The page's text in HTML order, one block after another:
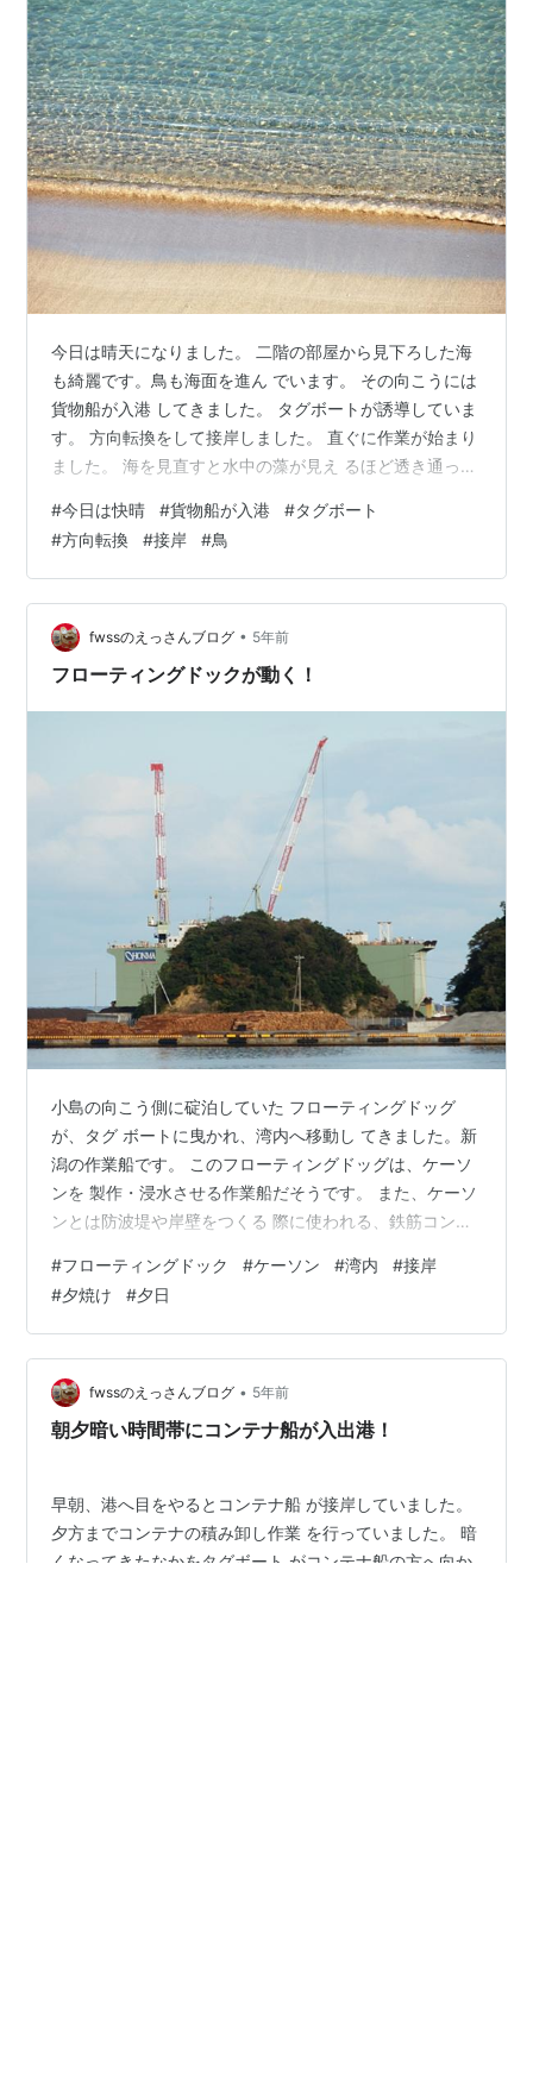
今日は晴天になりました。 二階の部屋から見下ろした海
も綺麗です。鳥も海面を進ん でいます。 その向こうには
貨物船が入港 してきました。 タグボートが誘導していま
す。 方向転換をして接岸しました。 直ぐに作業が始まり
ました。 海を見直すと水中の藻が見え るほど透き通って
#今日は快晴 #貨物船が入港 #タグボート
#方向転換 #接岸 #鳥
fwssのえっさんブログ • 5年前
フローティングドックが動く！
小島の向こう側に碇泊していた フローティングドッグ
が、タグ ボートに曳かれ、湾内へ移動し てきました。新
潟の作業船です。 このフローティングドッグは、ケーソ
ンを 製作・浸水させる作業船だそうです。 また、ケーソ
ンとは防波堤や岸壁をつくる 際に使われる、鉄筋コンク
内へ入り接岸 しました。 大型トラックが見える写真もあ
ります。比較で作業船の大きさ が分かります 移動し接岸
したのは、何か意味が あると思われます。見守りながら
変化があれば、お知らせします。 反対側の山手を見る
と、光が見え ました。夕日が民家の窓を照らし 光ってい
るように見えまし…
#フローティングドック #ケーソン #湾内 #接岸
#夕焼け #夕日
fwssのえっさんブログ • 5年前
朝夕暗い時間帯にコンテナ船が入出港！